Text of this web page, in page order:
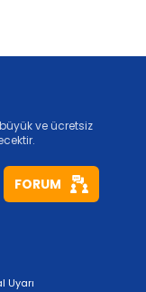
ve ücretsiz
FORUM
Uyarı